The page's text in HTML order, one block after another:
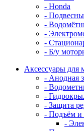
- Honda
-
-
-
-
- Б/у
Аксессуары для
- Анодная
-
-
- Защита
- Подъём и
-